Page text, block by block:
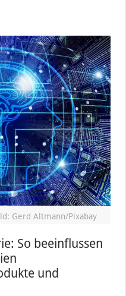
Gerd Altmann/Pixabay
So beeinflussen
und